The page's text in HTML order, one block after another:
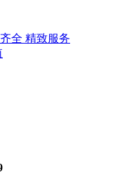
全 精致服务